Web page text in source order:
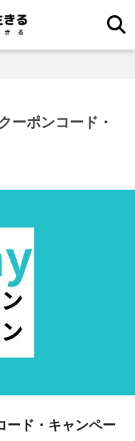
ーポンコード・
ード・キャンペー